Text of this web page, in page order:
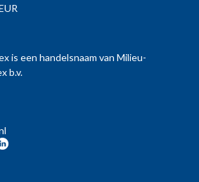
is een handelsnaam van Milieu-
b.v.